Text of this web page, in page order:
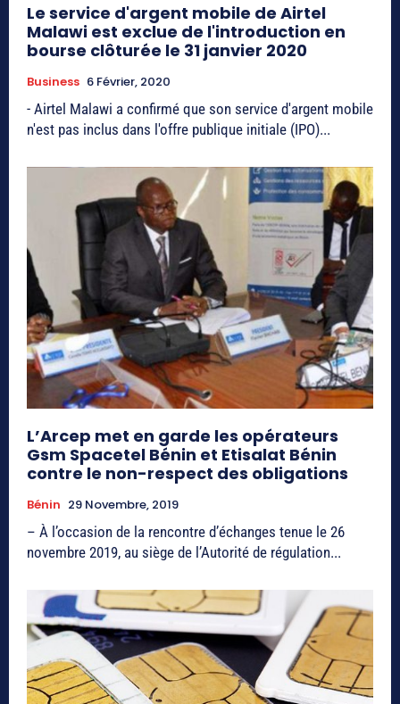
Le service d'argent mobile de Airtel
Malawi est exclue de l'introduction en
bourse clôturée le 31 janvier 2020
Business 6 Février, 2020
- Airtel Malawi a confirmé que son service d'argent mobile
n'est pas inclus dans l'offre publique initiale (IPO)...
L’Arcep met en garde les opérateurs
Gsm Spacetel Bénin et Etisalat Bénin
contre le non-respect des obligations
Bénin 29 Novembre, 2019
– À l’occasion de la rencontre d’échanges tenue le 26
novembre 2019, au siège de l’Autorité de régulation...